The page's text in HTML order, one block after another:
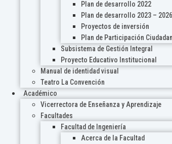
Plan de desarrollo 2022
Plan de desarrollo 2023 – 2026
Proyectos de inversión
Plan de Participación
Subsistema de Gestión Integral
Proyecto Educativo Institucional
Manual de identidad visual
Teatro La Convención
Académico
Vicerrectora de Enseñanza y Aprendizaje
Facultades
Facultad de Ingeniería
Acerca de la Facultad